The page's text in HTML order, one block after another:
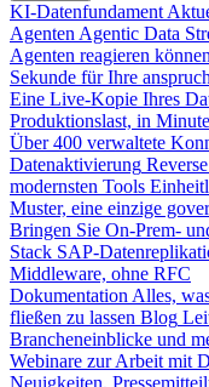
KI-Datenfundament
Agenten Agentic Data
Agenten reagieren können
Sekunde für Ihre
Eine Live-Kopie Ihres
Produktionslast, in
Über 400 verwaltete
Datenaktivierung
modernsten Tools
Muster, eine einzige
Bringen Sie On-Prem-
Stack SAP-
Middleware, ohne RFC
Dokumentation Alles,
fließen zu lassen Blog
Brancheneinblicke und
Webinare zur Arbeit mit
Neuigkeiten,